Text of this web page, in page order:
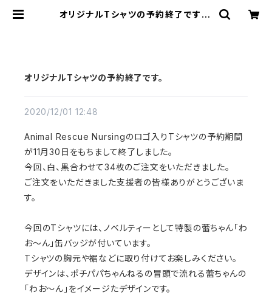
オリジナルTシャツの予約終了です。 |
オリジナルTシャツの予約終了です。
2020/12/01 12:48
Animal Rescue Nursingのロゴ入りTシャツの予約期間
が11月30日をもちまして終了しました。
今回、白、黒合わせて34枚のご注文をいただきました。
ご注文をいただきました支援者の皆様ありがとうございま
す。
今回のTシャツには、ノベルティーとして特製の蕾ちゃん「わ
お～ん」缶バッジが付いています。
Tシャツの胸元や裾などに取り付けてお楽しみください。
デザインは、ポチパパちゃんねるの冒頭で流れる蕾ちゃんの
「わお～ん」をイメージたデザインです。